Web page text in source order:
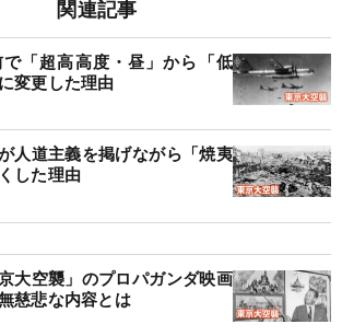
関連記事
「超高高度・昼」から「低
変更した理由
人道主義を掲げながら「焼夷
した理由
大空襲」のプロパガンダ映画
慈悲な内容とは